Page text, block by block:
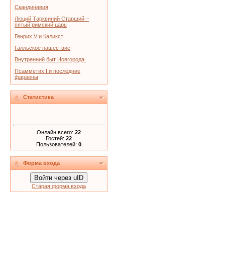
Скандинавия
Люций Тарквиний Старший –
пятый римский царь
Генрих V и Каликст
Галльское нашествие
Внутренний быт Новгорода.
Псамметих I и последние
фараоны
Статистика
Онлайн всего: 22
Гостей: 22
Пользователей: 0
Форма входа
Войти через uID
Старая форма входа